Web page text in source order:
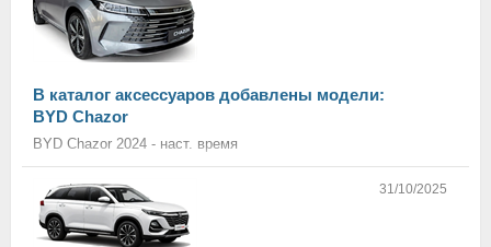
В каталог аксессуаров добавлены модели:
BYD Chazor
BYD Chazor 2024 - наст. время
31/10/2025